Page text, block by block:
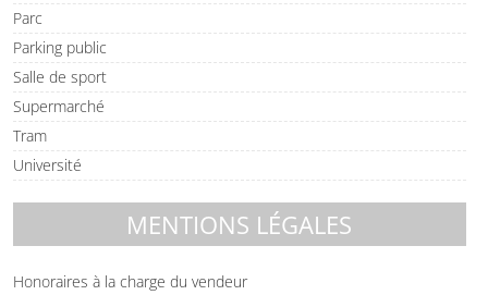
Parc
Parking public
Salle de sport
Supermarché
Tram
Université
MENTIONS LÉGALES
Honoraires à la charge du vendeur